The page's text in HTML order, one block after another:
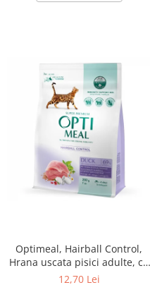
Optimeal, Hairball Control,
Hrana uscata pisici adulte, cu
Rata, 200g
12,70 Lei